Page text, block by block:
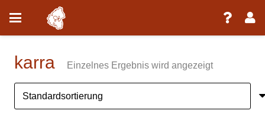
karra Einzelnes Ergebnis wird angezeigt